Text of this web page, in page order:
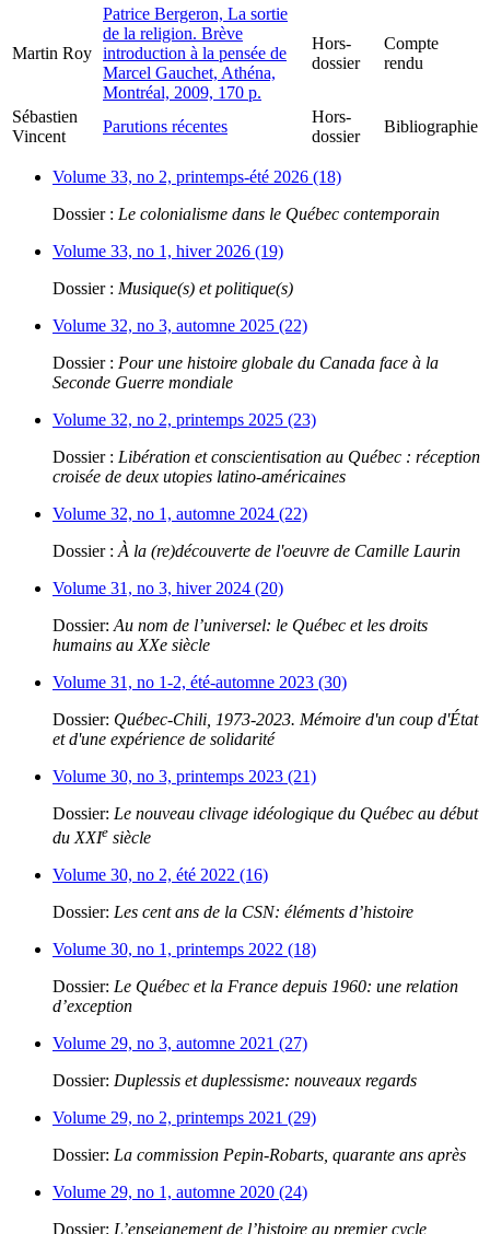
Martin Roy
Patrice Bergeron, La sortie
de la religion. Brève
introduction à la pensée de
Marcel Gauchet, Athéna,
Montréal, 2009, 170 p.
Hors-
dossier
Compte
rendu
Sébastien
Vincent
Parutions récentes
Hors-
dossier
Bibliographie
Volume 33, no 2, printemps-été 2026 (18)
Dossier : Le colonialisme dans le Québec contemporain
Volume 33, no 1, hiver 2026 (19)
Dossier : Musique(s) et politique(s)
Volume 32, no 3, automne 2025 (22)
Dossier : Pour une histoire globale du Canada face à la
Seconde Guerre mondiale
Volume 32, no 2, printemps 2025 (23)
Dossier : Libération et conscientisation au Québec : réception
croisée de deux utopies latino-américaines
Volume 32, no 1, automne 2024 (22)
Dossier : À la (re)découverte de l'oeuvre de Camille Laurin
Volume 31, no 3, hiver 2024 (20)
Dossier: Au nom de l’universel: le Québec et les droits
humains au XXe siècle
Volume 31, no 1-2, été-automne 2023 (30)
Dossier: Québec-Chili, 1973-2023. Mémoire d'un coup d'État
et d'une expérience de solidarité
Volume 30, no 3, printemps 2023 (21)
Dossier: Le nouveau clivage idéologique du Québec au début
du XXIe siècle
Volume 30, no 2, été 2022 (16)
Dossier: Les cent ans de la CSN: éléments d’histoire
Volume 30, no 1, printemps 2022 (18)
Dossier: Le Québec et la France depuis 1960: une relation
d’exception
Volume 29, no 3, automne 2021 (27)
Dossier: Duplessis et duplessisme: nouveaux regards
Volume 29, no 2, printemps 2021 (29)
Dossier: La commission Pepin-Robarts, quarante ans après
Volume 29, no 1, automne 2020 (24)
Dossier: L’enseignement de l’histoire au premier cycle